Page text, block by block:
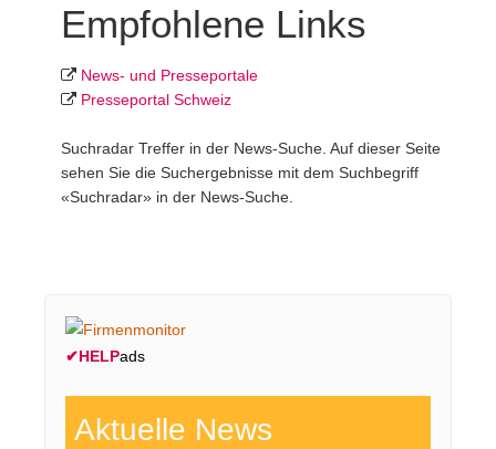
Empfohlene Links
News- und Presseportale
Presseportal Schweiz
Suchradar Treffer in der News-Suche. Auf dieser Seite
sehen Sie die Suchergebnisse mit dem Suchbegriff
«Suchradar» in der News-Suche.
✔HELPads
Aktuelle News